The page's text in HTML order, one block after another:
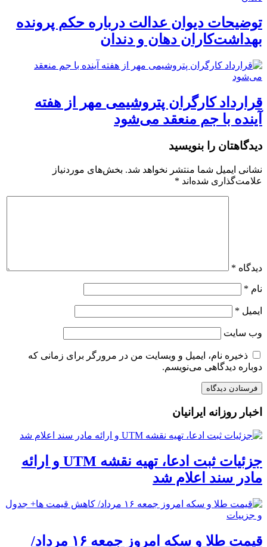
توضیحات دیوان عدالت درباره حکم پرونده
بهداشت‌کاران دهان و دندان
قرارداد کارگران پتروشیمی مهر از هفته
آینده با جم منعقد می‌شود
دیدگاهتان را بنویسید
نشانی ایمیل شما منتشر نخواهد شد. بخش‌های موردنیاز
علامت‌گذاری شده‌اند *
دیدگاه *
نام *
ایمیل *
وب‌ سایت
ذخیره نام، ایمیل و وبسایت من در مرورگر برای زمانی که
دوباره دیدگاهی می‌نویسم.
اخبار روزانه ایرانیان
جزئیات ثبت ادعا، تهیه نقشه UTM و ارائه
مادر سند اعلام شد
قیمت طلا و سکه امروز جمعه ۱۶ مرداد/